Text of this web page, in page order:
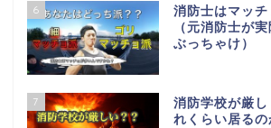
6
消防士はマッチ
（元消防士が
ぶっちゃけ）
7
消防学校が厳
れくらい居るの